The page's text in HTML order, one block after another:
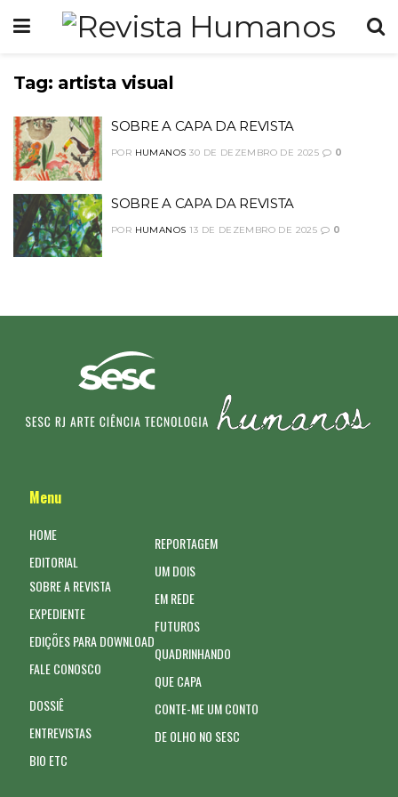
Tag: artista visual
SOBRE A CAPA DA REVISTA
POR HUMANOS 30 DE DEZEMBRO DE 2025 0
SOBRE A CAPA DA REVISTA
POR HUMANOS 13 DE DEZEMBRO DE 2025 0
Menu
HOME
EDITORIAL
SOBRE A REVISTA
EXPEDIENTE
EDIÇÕES PARA DOWNLOAD
FALE CONOSCO
DOSSIÊ
ENTREVISTAS
BIO ETC
REPORTAGEM
UM DOIS
EM REDE
FUTUROS
QUADRINHANDO
QUE CAPA
CONTE-ME UM CONTO
DE OLHO NO SESC